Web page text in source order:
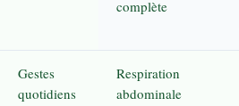
complète
Gestes
quotidiens
Respiration
abdominale